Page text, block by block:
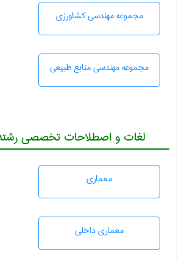
مجموعه مهندسی كشاورزی
مجموعه مهندسی منابع طبيعی
لغات و اصطلاحات تخصصی
معماری
معماری داخلی